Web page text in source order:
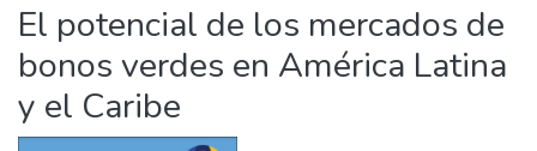
El potencial de los mercados de
bonos verdes en América Latina
y el Caribe